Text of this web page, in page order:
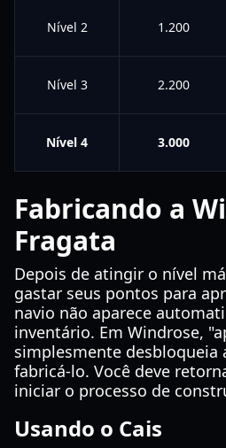
Nível 2 1.200
Nível 3 2.200
Nível 4 3.000
Fabricando a
Fragata
Depois de atingir o nível
gastar seus pontos para
navio não aparece
inventário. Em Windrose,
simplesmente desbloqueia
fabricá-lo. Você deve
iniciar o processo de
Usando o Cais